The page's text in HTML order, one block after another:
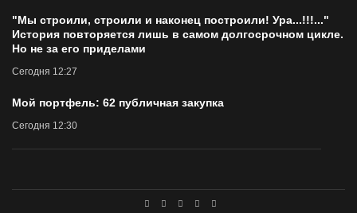
"Мы строили, строили и наконец построили! Ура...!!!..."
История повторяется лишь в самом долгосрочном цикле.
Но не за его приделами
Сегодня 12:27
Мой портфель: 62 публичная закупка
Сегодня 12:30